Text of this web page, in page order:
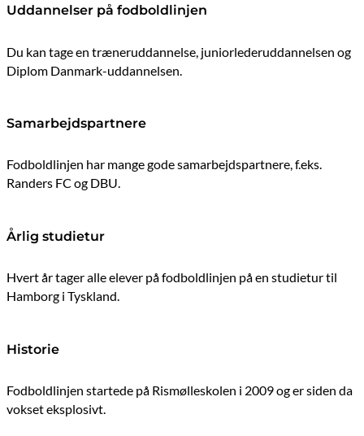
Uddannelser på fodboldlinjen
Du kan tage en træneruddannelse, juniorlederuddannelsen og
Diplom Danmark-uddannelsen.
Samarbejdspartnere
Fodboldlinjen har mange gode samarbejdspartnere, f.eks.
Randers FC og DBU.
Årlig studietur
Hvert år tager alle elever på fodboldlinjen på en studietur til
Hamborg i Tyskland.
Historie
Fodboldlinjen startede på Rismølleskolen i 2009 og er siden da
vokset eksplosivt.